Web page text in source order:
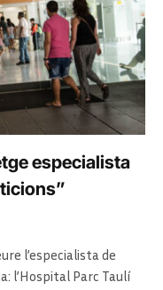
especialista
l’especialista de
l’Hospital Parc Taulí